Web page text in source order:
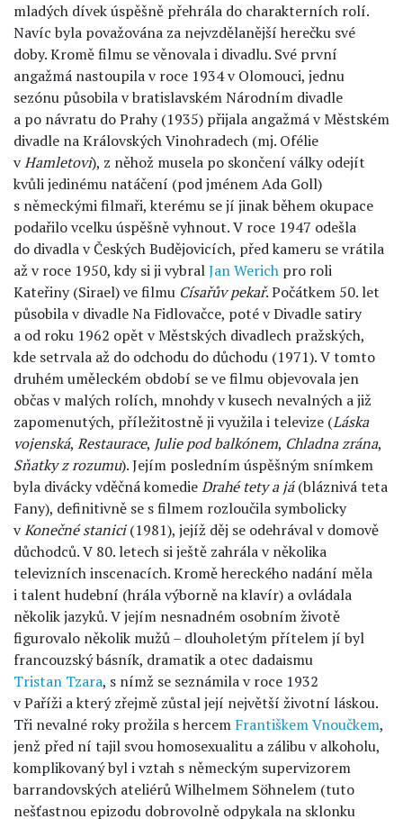
mladých dívek úspěšně přehrála do charakterních rolí.
Navíc byla považována za nejvzdělanější herečku své
doby. Kromě filmu se věnovala i divadlu. Své první
angažmá nastoupila v roce 1934 v Olomouci, jednu
sezónu působila v bratislavském Národním divadle
a po návratu do Prahy (1935) přijala angažmá v Městském
divadle na Královských Vinohradech (mj. Ofélie
vHamletovi), z něhož musela po skončení války odejít
kvůli jedinému natáčení (pod jménem Ada Goll)
s německými filmaři, kterému se jí jinak během okupace
podařilo vcelku úspěšně vyhnout. V roce 1947 odešla
do divadla v Českých Budějovicích, před kameru se vrátila
až v roce 1950, kdy si ji vybralJan Werich pro roli
Kateřiny (Sirael) ve filmu Císařův pekař. Počátkem 50. let
působila v divadle Na Fidlovačce, poté v Divadle satiry
a od roku 1962 opět v Městských divadlech pražských,
kde setrvala až do odchodu do důchodu (1971). V tomto
druhém uměleckém období se ve filmu objevovala jen
občas v malých rolích, mnohdy v kusech nevalných a již
zapomenutých, příležitostně ji využila i televize (Láska
vojenská, Restaurace, Julie pod balkónem, Chladna zrána,
Sňatky z rozumu). Jejím posledním úspěšným snímkem
byla divácky vděčná komedieDrahé tety a já(bláznivá teta
Fany), definitivně se s filmem rozloučila symbolicky
vKonečné stanici(1981), jejíž děj se odehrával v domově
důchodců. V 80. letech si ještě zahrála v několika
televizních inscenacích. Kromě hereckého nadání měla
i talent hudební (hrála výborně na klavír) a ovládala
několik jazyků. V jejím nesnadném osobním životě
figurovalo několik mužů – dlouholetým přítelem jí byl
francouzský básník, dramatik a otec dadaismu
Tristan Tzara, s nímž se seznámila v roce 1932
v Paříži a který zřejmě zůstal její největší životní láskou.
Tři nevalné roky prožila s hercem Františkem Vnoučkem,
jenž před ní tajil svou homosexualitu a zálibu v alkoholu,
komplikovaný byl i vztah s německým supervizorem
barrandovských ateliérů Wilhelmem Söhnelem (tuto
nešťastnou epizodu dobrovolně odpykala na sklonku